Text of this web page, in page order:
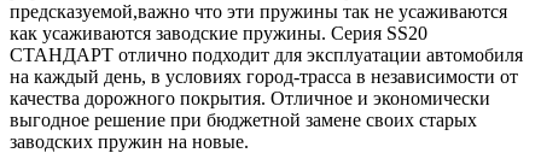
предсказуемой,важно что эти пружины так не усаживаются
как усаживаются заводские пружины. Серия SS20
СТАНДАРТ отлично подходит для эксплуатации автомобиля
на каждый день, в условиях город-трасса в независимости от
качества дорожного покрытия. Отличное и экономически
выгодное решение при бюджетной замене своих старых
заводских пружин на новые.